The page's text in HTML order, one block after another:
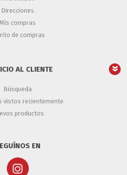
Direcciones
Mis compras
de compras
AL CLIENTE
Búsqueda
vistos recientemente
productos
EN